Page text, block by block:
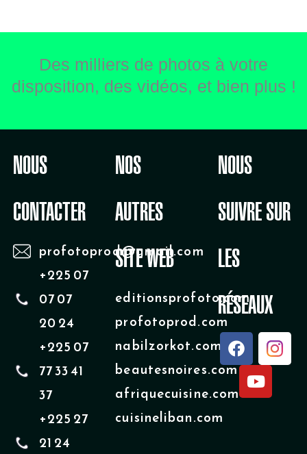
Des milliers de photos à votre
disposition, des vidéos, et bien plus !
NOUS
CONTACTER
profotoprod@gmail.com
+225 07
07 07
20 24
+225 07
77 33 41
37
+225 27
21 24
NOS
AUTRES
SITE WEB
editionsprofoto.com
profotoprod.com
nabilzorkot.com
beautesnoires.com
afriquecuisine.com
cuisineliban.com
NOUS
SUIVRE SUR
LES
RÉSEAUX
F
a
c
e
Y
u
t